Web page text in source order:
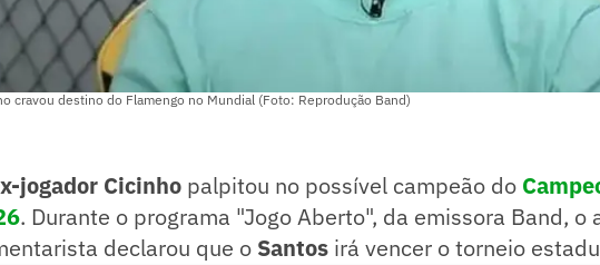
cravou destino do Flamengo no Mundial (Foto: Reprodução Band)
jogador Cicinho palpitou no possível campeão do
. Durante o programa "Jogo Aberto", da emissora Band, o
declarou que o Santos irá vencer o torneio